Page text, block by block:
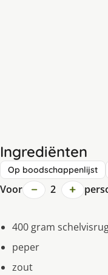
Ingrediënten
Op boodschappenlijst
Voor − 2 +
400 gram
peper
zout